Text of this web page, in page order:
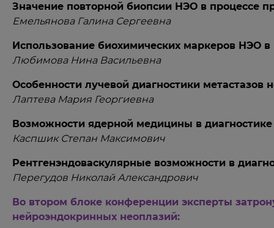
Значение повторной биопсии НЭО в процессе
Емельянова Галина Сергеевна
Использование биохимических маркеров НЭО
Любимова Нина Васильевна
Особенности лучевой диагностики метастазов
Лаптева Мария Георгиевна
Возможности ядерной медицины в
Каспшик Степан Максимович
Рентгенэндоваскулярные возможности в
Перегудов Николай Александрович
Во втором блоке конференции эксперты
нейроэндокринных неоплазий: